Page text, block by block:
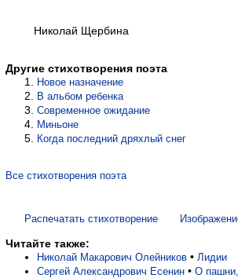
Николай Щербина
Другие стихотворения поэта
Новое назначение
В альбом ребенка
Современное ожидание
Миньоне
Когда последний дряхлый снег
Все стихотворения поэта
Распечатать стихотворение
Читайте также:
Николай Макарович Олейников • Лидии
Сергей Александрович Есенин • О